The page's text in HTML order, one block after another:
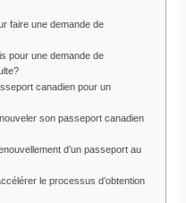
faire une demande de
pour une demande de
canadien pour un
son passeport canadien
d’un passeport au
le processus d’obtention